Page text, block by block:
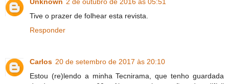
Tive o prazer de folhear esta revista.
Responder
Carlos 20 de setembro de 2017 às 20:10
Estou (re)lendo a minha Tecnirama, que tenho guardada